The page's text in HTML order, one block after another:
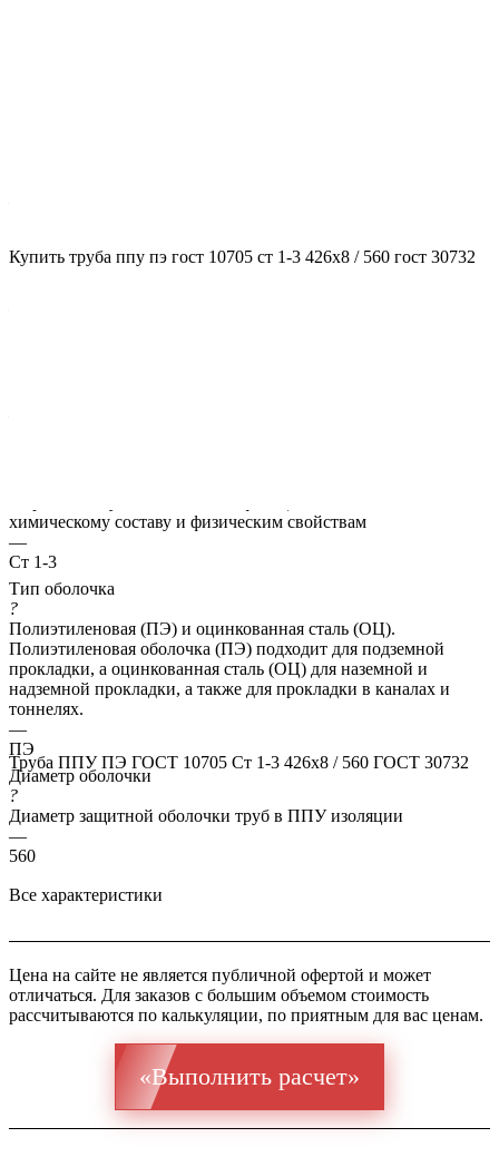
Купить труба ппу пэ гост 10705 ст 1-3 426x8 / 560 гост 30732
Труба ППУ ПЭ ГОСТ 10705 Ст 1-3 426x8 / 560 ГОСТ 30732
Диаметр трубы, мм
?
химическому составу и физическим свойствам
—
Ст 1-3
Тип оболочка
?
Полиэтиленовая (ПЭ) и оцинкованная сталь (ОЦ).
Полиэтиленовая оболочка (ПЭ) подходит для подземной
прокладки, а оцинкованная сталь (ОЦ) для наземной и
надземной прокладки, а также для прокладки в каналах и
тоннелях.
—
ПЭ
Диаметр оболочки
?
Диаметр защитной оболочки труб в ППУ изоляции
—
560
Все характеристики
Цена на сайте не является публичной офертой и может
отличаться. Для заказов с большим объемом стоимость
рассчитываются по калькуляции, по приятным для вас ценам.
«Выполнить расчет»